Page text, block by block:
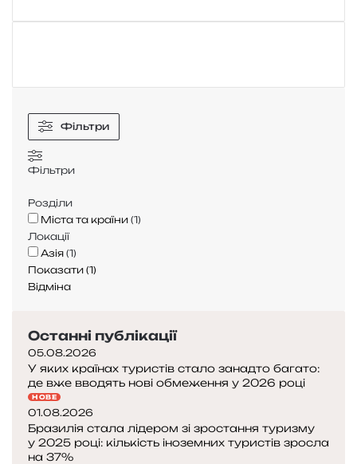
і
н
і
й
К
о
е
ї
:
н
а
в
н
н
я
,
а
с
Фільтри
Фільтри
Розділи
Міста та країни (1)
Локації
Азія (1)
Показати (1)
Відміна
Останні публікації
05.08.2026
У яких країнах туристів стало занадто багато:
де вже вводять нові обмеження у 2026 році
НОВЕ
01.08.2026
Бразилія стала лідером зі зростання туризму
у 2025 році: кількість іноземних туристів зросла
на 37%